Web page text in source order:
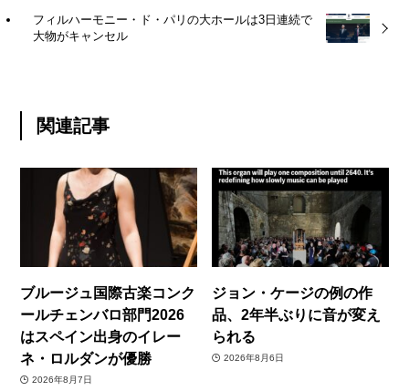
フィルハーモニー・ド・パリの大ホールは3日連続で
大物がキャンセル
関連記事
ブルージュ国際古楽コンク
ールチェンバロ部門2026
はスペイン出身のイレー
ネ・ロルダンが優勝
2026年8月7日
ジョン・ケージの例の作
品、2年半ぶりに音が変え
られる
2026年8月6日